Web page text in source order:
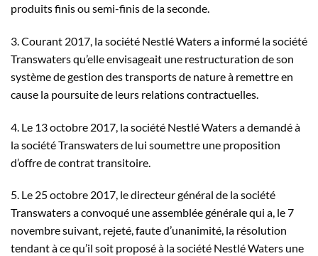
produits finis ou semi-finis de la seconde.
3. Courant 2017, la société Nestlé Waters a informé la société
Transwaters qu’elle envisageait une restructuration de son
système de gestion des transports de nature à remettre en
cause la poursuite de leurs relations contractuelles.
4. Le 13 octobre 2017, la société Nestlé Waters a demandé à
la société Transwaters de lui soumettre une proposition
d’offre de contrat transitoire.
5. Le 25 octobre 2017, le directeur général de la société
Transwaters a convoqué une assemblée générale qui a, le 7
novembre suivant, rejeté, faute d’unanimité, la résolution
tendant à ce qu’il soit proposé à la société Nestlé Waters une